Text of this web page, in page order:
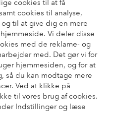
cookies til at få
cookies til analyse,
til at give dig en mere
Vi deler disse
med de reklame- og
med. Det gør vi for
hjemmesiden, og for at
så du kan modtage mere
Ved at klikke på
til vores brug af cookies.
Indstillinger og læse
betalingsmuligheder ?